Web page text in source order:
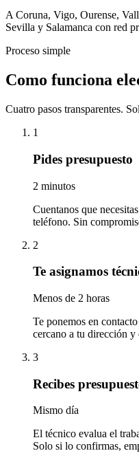
A Coruna, Vigo, Ourense,
Sevilla y Salamanca con red
Proceso simple
Como funciona
Cuatro pasos transparentes.
1
Pides presupuesto
2 minutos
Cuentanos que
teléfono. Sin
2
Te asignamos
Menos de 2 horas
Te ponemos en
cercano a tu dirección y
3
Recibes
Mismo día
El técnico evalua el
Solo si lo confirmas,